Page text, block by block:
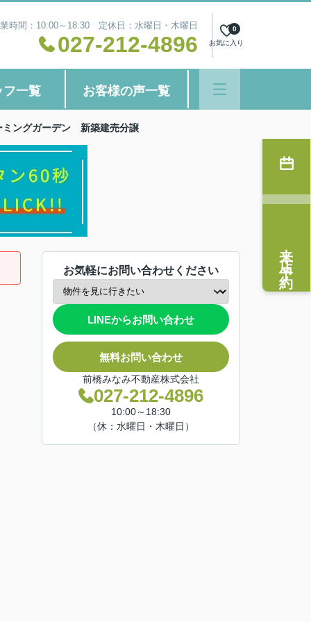
時間：10:00～18:30 定休日：水曜日・木曜日
027-212-4896 お気に入り
0
フ一覧 お客様の声一覧
ングガーデン 新築建売分譲
お気軽にお問い合わせください
LINEからお問い合わせ
無料お問い合わせ
前橋みなみ不動産株式会社
027-212-4896
10:00～18:30
（休：水曜日・木曜日）
来店予約